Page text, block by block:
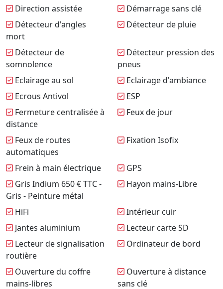
Direction assistée
Démarrage sans clé
Détecteur d'angles
mort
Détecteur de pluie
Détecteur de
somnolence
Détecteur pression des
pneus
Eclairage au sol
Eclairage d'ambiance
Ecrous Antivol
ESP
Fermeture centralisée à
distance
Feux de jour
Feux de routes
automatiques
Fixation Isofix
Frein à main électrique
GPS
Gris Indium 650 € TTC -
Gris - Peinture métal
Hayon mains-Libre
HiFi
Intérieur cuir
Jantes aluminium
Lecteur carte SD
Lecteur de signalisation
routière
Ordinateur de bord
Ouverture du coffre
mains-libres
Ouverture à distance
sans clé